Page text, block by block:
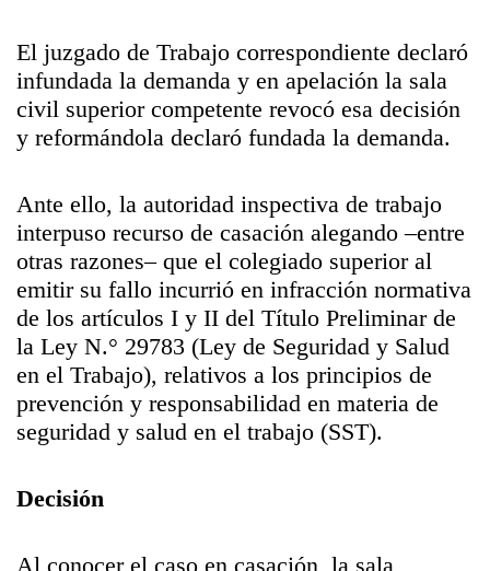
El juzgado de Trabajo correspondiente declaró
infundada la demanda y en apelación la sala
civil superior competente revocó esa decisión
y reformándola declaró fundada la demanda.
Ante ello, la autoridad inspectiva de trabajo
interpuso recurso de casación alegando –entre
otras razones– que el colegiado superior al
emitir su fallo incurrió en infracción normativa
de los artículos I y II del Título Preliminar de
la Ley N.° 29783 (Ley de Seguridad y Salud
en el Trabajo), relativos a los principios de
prevención y responsabilidad en materia de
seguridad y salud en el trabajo (SST).
Decisión
Al conocer el caso en casación, la sala